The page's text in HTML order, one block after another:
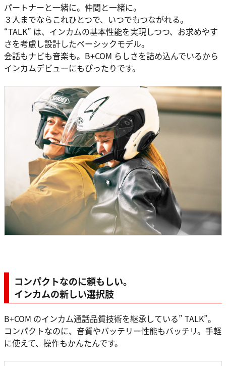
パートナーと一緒に。仲間と一緒に。
３人までならこれひとつで、いつでもつながれる。
“TALK” は、インカムの基本性能を実現しつつ、お求めやす
さを考慮し設計したベーシックモデル。
会話もナビも音楽も。B+COM らしさを詰め込んでいるから
インカムデビューにもぴったりです。
コンパクトなのに頼もしい。
インカムの新しい選択肢
B+COM のインカム通話品質技術を継承している” TALK”。
コンパクトなのに、音質やバッテリー性能もバッチリ。手軽
に使えて、操作もかんたんです。